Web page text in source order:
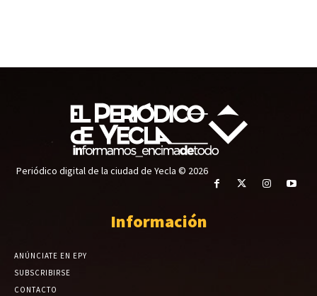
Periódico digital de la ciudad de Yecla © 2026
Información
ANÚNCIATE EN EPY
SUBSCRIBIRSE
CONTACTO